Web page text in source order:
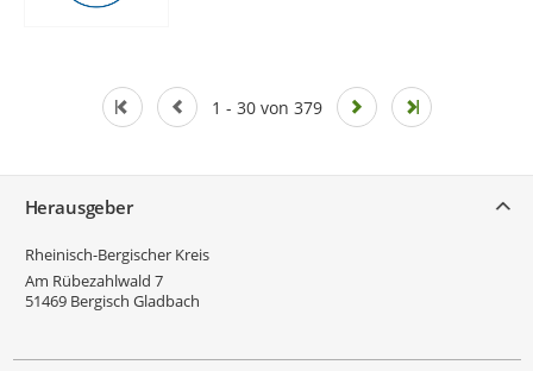
1 - 30 von 379
Herausgeber
Rheinisch-Bergischer Kreis
Am Rübezahlwald 7
51469 Bergisch Gladbach